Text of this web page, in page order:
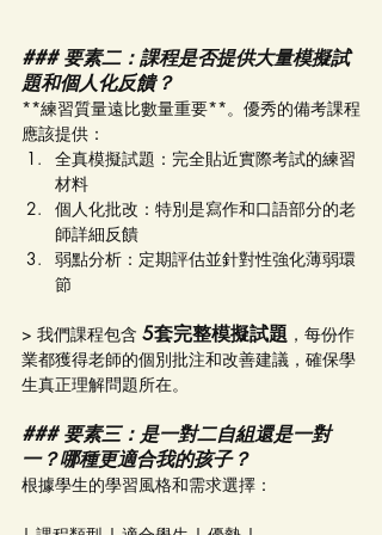
### 要素二：課程是否提供大量模擬試
題和個人化反饋？
**練習質量遠比數量重要**。優秀的備考課程
應該提供：
全真模擬試題：完全貼近實際考試的練習
材料
個人化批改：特別是寫作和口語部分的老
師詳細反饋
弱點分析：定期評估並針對性強化薄弱環
節
> 我們課程包含 5套完整模擬試題 ，每份作
業都獲得老師的個別批注和改善建議，確保學
生真正理解問題所在。
### 要素三：是一對二自組還是一對
一？哪種更適合我的孩子？
根據學生的學習風格和需求選擇：